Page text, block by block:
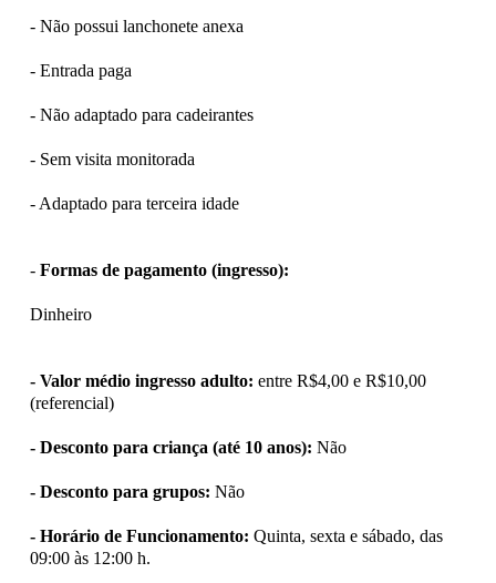
- Não possui lanchonete anexa
- Entrada paga
- Não adaptado para cadeirantes
- Sem visita monitorada
- Adaptado para terceira idade
- Formas de pagamento (ingresso):
Dinheiro
- Valor médio ingresso adulto: entre R$4,00 e R$10,00
(referencial)
- Desconto para criança (até 10 anos): Não
- Desconto para grupos: Não
- Horário de Funcionamento: Quinta, sexta e sábado, das
09:00 às 12:00 h.